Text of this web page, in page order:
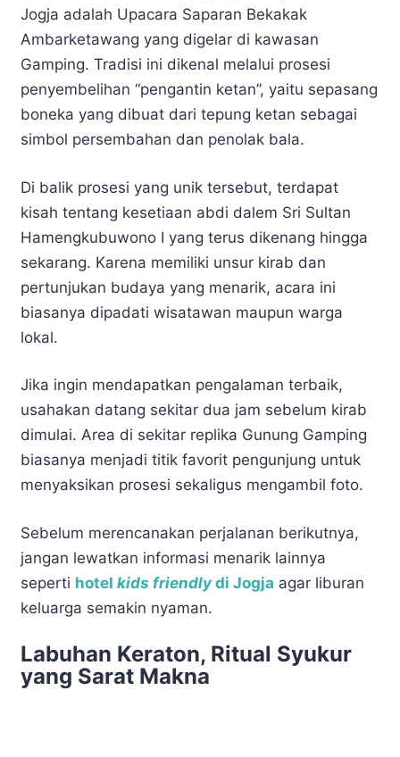
Jogja adalah Upacara Saparan Bekakak
Ambarketawang yang digelar di kawasan
Gamping. Tradisi ini dikenal melalui prosesi
penyembelihan “pengantin ketan”, yaitu sepasang
boneka yang dibuat dari tepung ketan sebagai
simbol persembahan dan penolak bala.
Di balik prosesi yang unik tersebut, terdapat
kisah tentang kesetiaan abdi dalem Sri Sultan
Hamengkubuwono I yang terus dikenang hingga
sekarang. Karena memiliki unsur kirab dan
pertunjukan budaya yang menarik, acara ini
biasanya dipadati wisatawan maupun warga
lokal.
Jika ingin mendapatkan pengalaman terbaik,
usahakan datang sekitar dua jam sebelum kirab
dimulai. Area di sekitar replika Gunung Gamping
biasanya menjadi titik favorit pengunjung untuk
menyaksikan prosesi sekaligus mengambil foto.
Sebelum merencanakan perjalanan berikutnya,
jangan lewatkan informasi menarik lainnya
seperti hotel kids friendly di Jogja agar liburan
keluarga semakin nyaman.
Labuhan Keraton, Ritual Syukur
yang Sarat Makna